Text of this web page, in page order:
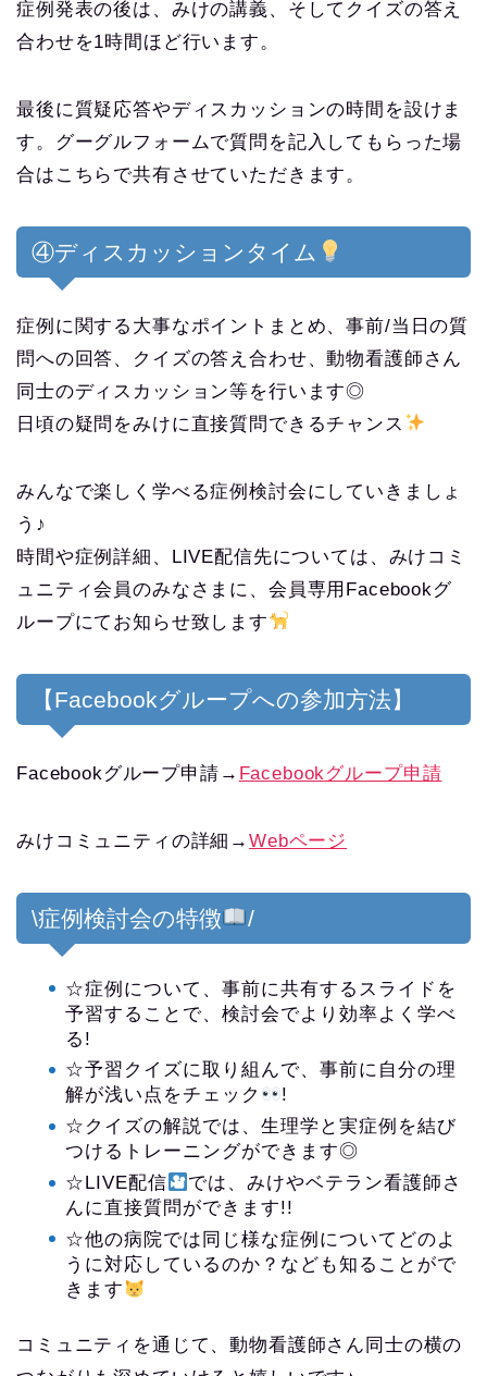
症例発表の後は、みけの講義、そしてクイズの答え
合わせを1時間ほど行います。
最後に質疑応答やディスカッションの時間を設けま
す。グーグルフォームで質問を記入してもらった場
合はこちらで共有させていただきます。
④ディスカッションタイム
症例に関する大事なポイントまとめ、事前/当日の質
問への回答、クイズの答え合わせ、動物看護師さん
同士のディスカッション等を行います◎
日頃の疑問をみけに直接質問できるチャンス
みんなで楽しく学べる症例検討会にしていきましょ
う♪
時間や症例詳細、LIVE配信先については、みけコミ
ュニティ会員のみなさまに、会員専用Facebookグ
ループにてお知らせ致します
【Facebookグループへの参加方法】
Facebookグループ申請→ Facebookグループ申請
みけコミュニティの詳細→Webページ
\症例検討会の特徴 /
☆症例について、事前に共有するスライドを
予習することで、検討会でより効率よく学べ
る!
☆予習クイズに取り組んで、事前に自分の理
解が浅い点をチェック
!
☆クイズの解説では、生理学と実症例を結び
つけるトレーニングができます◎
☆LIVE配信
では、みけやベテラン看護師さ
んに直接質問ができます!!
☆他の病院では同じ様な症例についてどのよ
うに対応しているのか？なども知ることがで
きます
コミュニティを通じて、動物看護師さん同士の横の